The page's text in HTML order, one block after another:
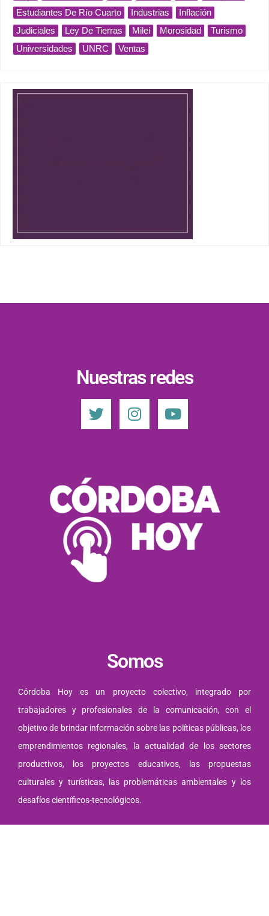
Estudiantes De Río Cuarto
Industrias
Inflación
Judiciales
Ley De Tierras Milei Morosidad
Turismo
Universidades
UNRC Ventas
Nuestras redes
Somos
Córdoba Hoy es un proyecto colectivo, integrado por
trabajadores y profesionales de la comunicación, con el
objetivo de brindar información sobre las políticas públicas, los
emprendimientos regionales, la actualidad de los sectores
productivos, los proyectos educativos, las propuestas
culturales y turísticas, las problemáticas ambientales y los
desafíos científicos-tecnológicos.